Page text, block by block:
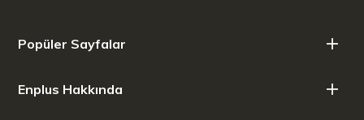
Popüler Sayfalar
Enplus Hakkında